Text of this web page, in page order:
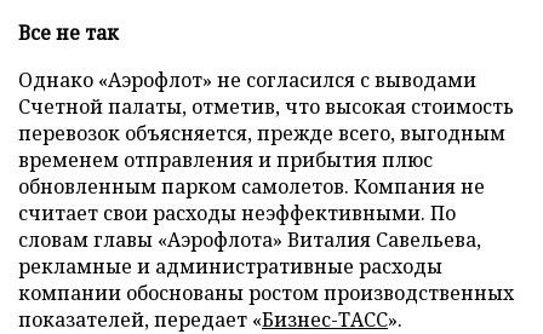
Все не так
Однако «Аэрофлот» не согласился с выводами
Счетной палаты, отметив, что высокая стоимость
перевозок объясняется, прежде всего, выгодным
временем отправления и прибытия плюс
обновленным парком самолетов. Компания не
считает свои расходы неэффективными. По
словам главы «Аэрофлота» Виталия Савельева,
рекламные и административные расходы
компании обоснованы ростом производственных
показателей, передает «Бизнес-ТАСС».